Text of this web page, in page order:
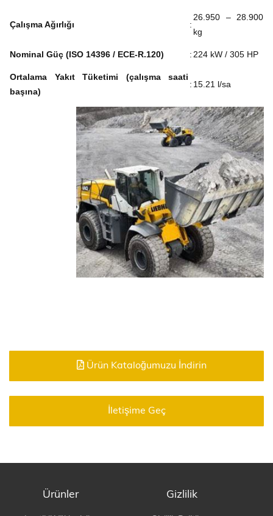
Çalışma Ağırlığı :
26.950 – 28.900
kg
Nominal Güç (ISO 14396 / ECE-R.120) : 224 kW / 305 HP
Ortalama Yakıt Tüketimi (çalışma saati
başına)
: 15.21 l/sa
Ürün Kataloğumuzu İndirin
İletişime Geç
Ürünler Gizlilik